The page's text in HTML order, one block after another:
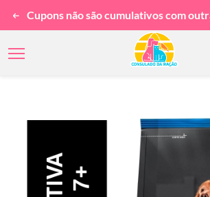
Cupons não são cumulativos com